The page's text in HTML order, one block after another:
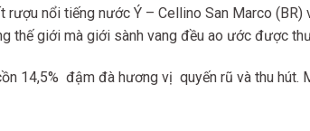
nổi tiếng nước Ý – Cellino San Marco
thế giới mà giới sành vang đều ao ước được
14,5% đậm đà hương vị quyến rũ và thu hút.